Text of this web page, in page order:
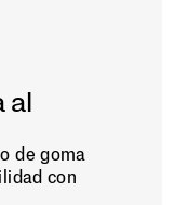
al
de goma
con